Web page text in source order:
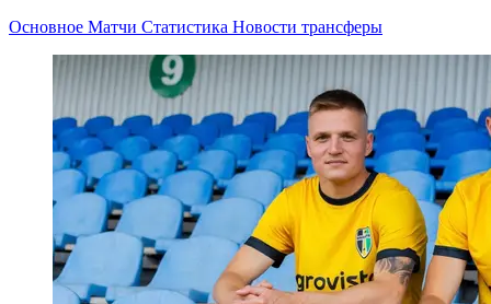
Основное Матчи Статистика Новости трансферы